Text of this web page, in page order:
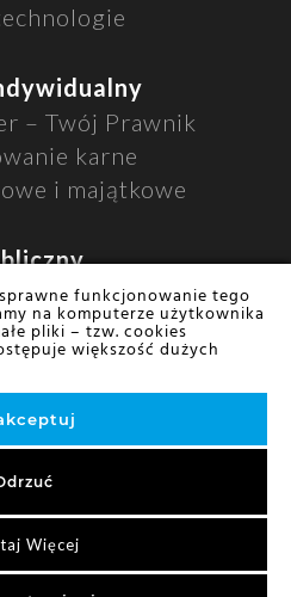
– Twój Prawnik
karne
i majątkowe
terytorialnego
SDO i Partnerzy
Stanisławski
funkcjonowanie tego
na komputerze użytkownika
pliki – tzw. cookies
większość dużych
Więcej